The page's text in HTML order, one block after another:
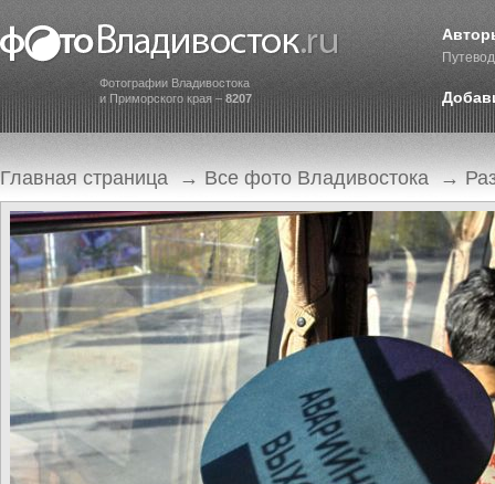
Фотографии Владивостока
и Приморского края – 8207
Главная страница → Все фото Владивостока →